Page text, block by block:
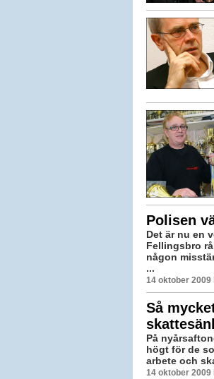
Polisen
Det är nu en
Fellingsbro
någon
...
14 oktober
Så
På
högt för de
arbete och
14 oktober